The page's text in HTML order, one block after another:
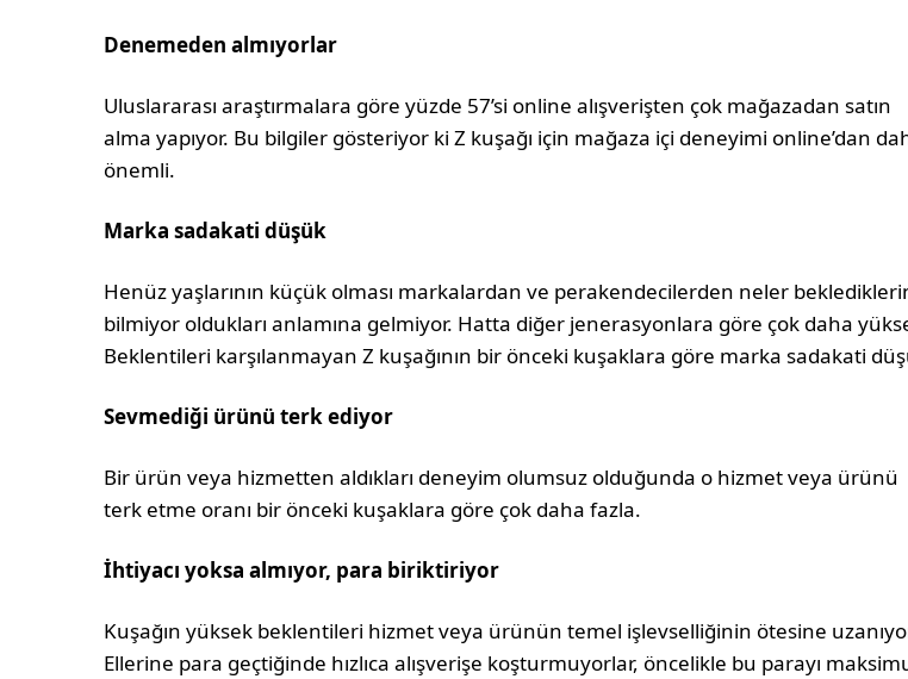
Denemeden almıyorlar
Uluslararası araştırmalara göre yüzde 57’si online alışverişten çok mağazadan satın
alma yapıyor. Bu bilgiler gösteriyor ki Z kuşağı için mağaza içi deneyimi online’dan
önemli.
Marka sadakati düşük
Henüz yaşlarının küçük olması markalardan ve perakendecilerden neler
bilmiyor oldukları anlamına gelmiyor. Hatta diğer jenerasyonlara göre çok daha
Beklentileri karşılanmayan Z kuşağının bir önceki kuşaklara göre marka sadakati
Sevmediği ürünü terk ediyor
Bir ürün veya hizmetten aldıkları deneyim olumsuz olduğunda o hizmet veya ürünü
terk etme oranı bir önceki kuşaklara göre çok daha fazla.
İhtiyacı yoksa almıyor, para biriktiriyor
Kuşağın yüksek beklentileri hizmet veya ürünün temel işlevselliğinin ötesine
Ellerine para geçtiğinde hızlıca alışverişe koşturmuyorlar, öncelikle bu parayı